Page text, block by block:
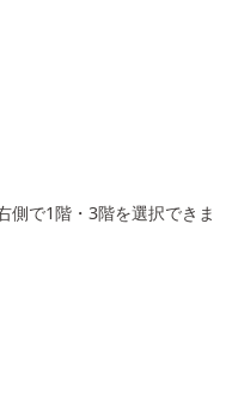
側で1階・3階を選択できま